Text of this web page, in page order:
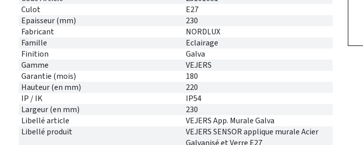
Culot
E27
Epaisseur (mm)
230
Fabricant
NORDLUX
Famille
Eclairage
Finition
Galva
Gamme
VEJERS
Garantie (mois)
180
Hauteur (en mm)
220
IP / IK
IP54
Largeur (en mm)
230
Libellé article
VEJERS App. Murale Galva
Libellé produit
VEJERS SENSOR applique murale Acier